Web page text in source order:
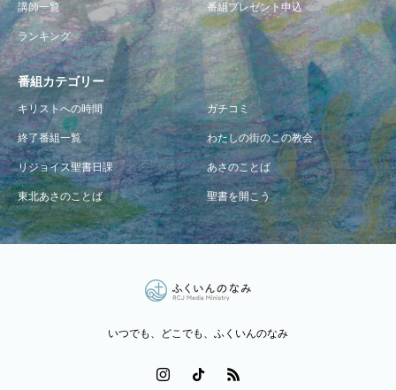
講師一覧 番組プレゼント申込
ランキング
番組カテゴリー
キリストへの時間 ガチコミ
終了番組一覧 わたしの街のこの教会
リジョイス聖書日課 あさのことば
東北あさのことば 聖書を開こう
いつでも、どこでも、ふくいんのなみ